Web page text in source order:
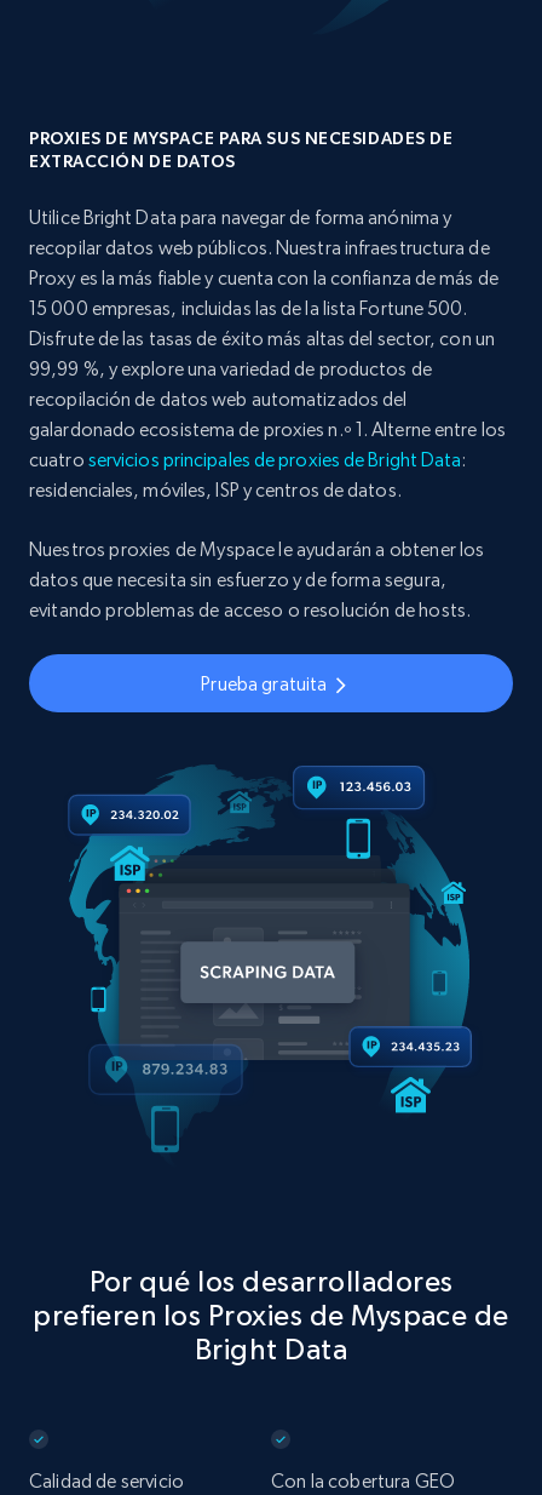
PROXIES DE MYSPACE PARA SUS NECESIDADES DE
EXTRACCIÓN DE DATOS
Utilice Bright Data para navegar de forma anónima y
recopilar datos web públicos. Nuestra infraestructura de
Proxy es la más fiable y cuenta con la confianza de más de
15 000 empresas, incluidas las de la lista Fortune 500.
Disfrute de las tasas de éxito más altas del sector, con un
99,99 %, y explore una variedad de productos de
recopilación de datos web automatizados del
galardonado ecosistema de proxies n.º 1. Alterne entre los
cuatro servicios principales de proxies de Bright Data:
residenciales, móviles, ISP y centros de datos.
Nuestros proxies de Myspace le ayudarán a obtener los
datos que necesita sin esfuerzo y de forma segura,
evitando problemas de acceso o resolución de hosts.
Prueba gratuita
Por qué los desarrolladores
prefieren los Proxies de Myspace de
Bright Data
Calidad de servicio
Con la cobertura GEO